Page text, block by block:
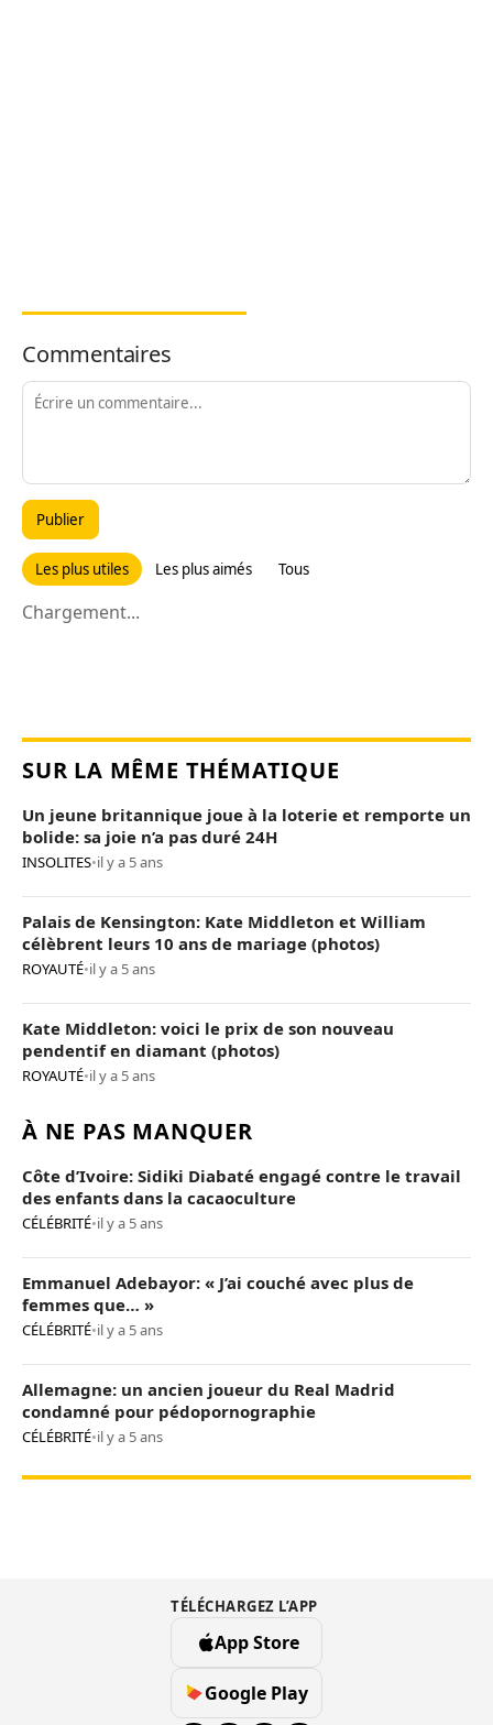
Commentaires
Publier
Les plus utiles Les plus aimés Tous
Chargement...
SUR LA MÊME THÉMATIQUE
Un jeune britannique joue à la loterie et remporte un
bolide: sa joie n’a pas duré 24H
INSOLITES•il y a 5 ans
Palais de Kensington: Kate Middleton et William
célèbrent leurs 10 ans de mariage (photos)
ROYAUTÉ•il y a 5 ans
Kate Middleton: voici le prix de son nouveau
pendentif en diamant (photos)
ROYAUTÉ•il y a 5 ans
À NE PAS MANQUER
Côte d’Ivoire: Sidiki Diabaté engagé contre le travail
des enfants dans la cacaoculture
CÉLÉBRITÉ•il y a 5 ans
Emmanuel Adebayor: « J’ai couché avec plus de
femmes que… »
CÉLÉBRITÉ•il y a 5 ans
Allemagne: un ancien joueur du Real Madrid
condamné pour pédopornographie
CÉLÉBRITÉ•il y a 5 ans
TÉLÉCHARGEZ L’APP
App Store
Google Play